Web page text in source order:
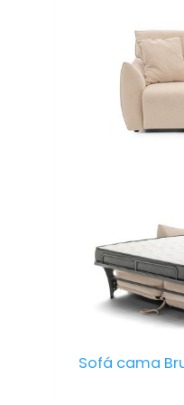
con planchas
– Acolchados
respaldos y
densidad en los
– Base de la
de máxima curva.
Sofá cama